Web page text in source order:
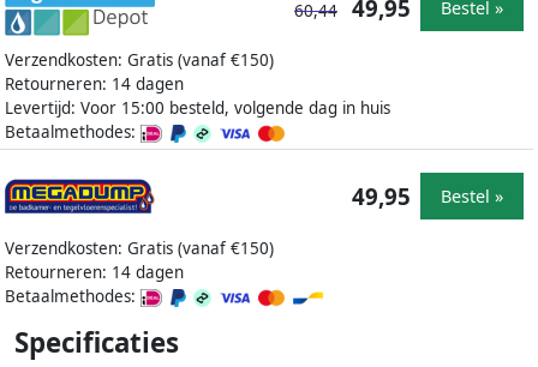
Verzendkosten: Gratis (vanaf €150)
Retourneren: 14 dagen
Levertijd: Voor 15:00 besteld, volgende dag in huis
Betaalmethodes:
60,44 49,95 Bestel »
Verzendkosten: Gratis (vanaf €150)
Retourneren: 14 dagen
Betaalmethodes:
49,95 Bestel »
Specificaties